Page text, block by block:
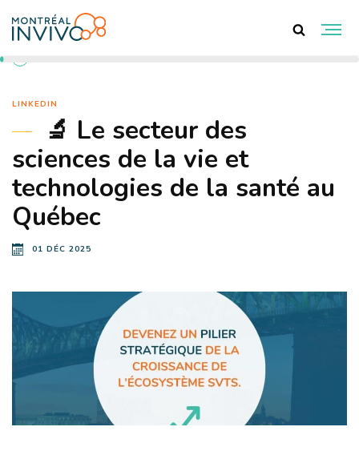
LINKEDIN
🔬 Le secteur des
sciences de la vie et
technologies de la santé au
Québec
01 DÉC 2025